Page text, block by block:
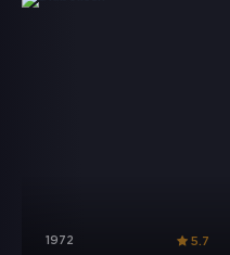
1972 5.7